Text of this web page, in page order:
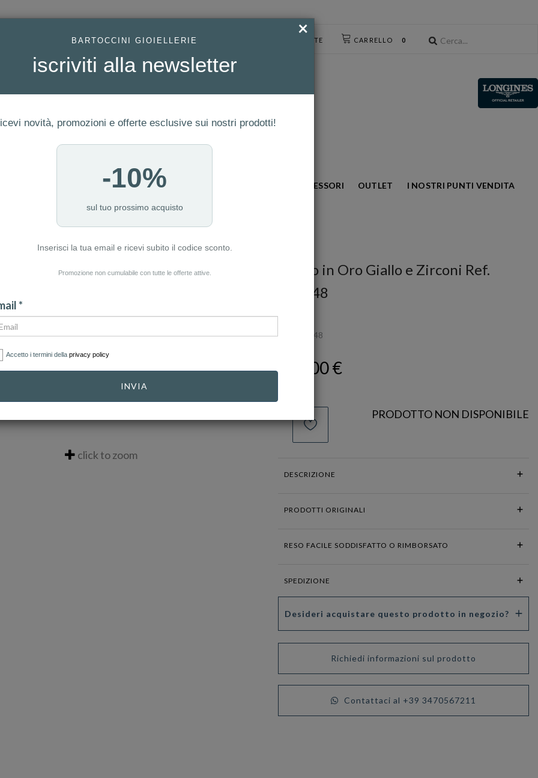
CARRELLO 0
ACCESSO UTENTE
GIOIELLI MODA OROLOGI ACCESSORI OUTLET I NOSTRI PUNTI VENDITA
click to zoom
Anello in Oro Giallo e Zirconi Ref.
770548
770548
282,00 €
PRODOTTO NON DISPONIBILE
DESCRIZIONE
PRODOTTI ORIGINALI
RESO FACILE SODDISFATTO O RIMBORSATO
SPEDIZIONE
Desideri acquistare questo prodotto in negozio?
Richiedi informazioni sul prodotto
Contattaci al +39 3470567211
×
BARTOCCINI GIOIELLERIE
iscriviti alla newsletter
novità, promozioni e offerte esclusive sui nostri prodotti!
-10%
sul tuo prossimo acquisto
Inserisci la tua email e ricevi subito il codice sconto.
Promozione non cumulabile con tutte le offerte attive.
*
Accetto i termini della privacy policy
INVIA